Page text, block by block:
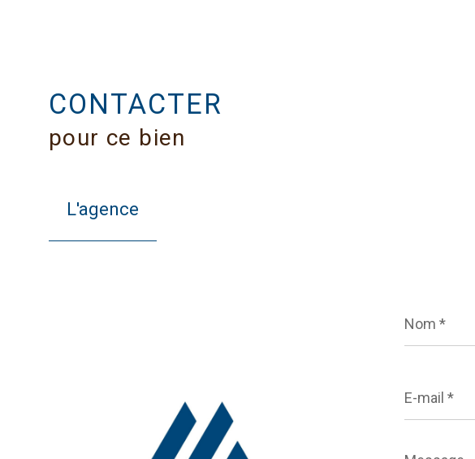
CONTACTER
pour ce bien
L'agence
*
mail
*
Message